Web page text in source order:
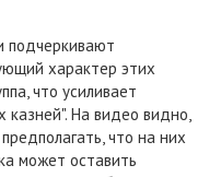
подчеркивают
характер этих
что усиливает
казней". На видео видно,
что на них
может оставить